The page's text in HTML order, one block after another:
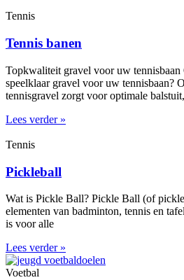
Tennis
Tennis banen
Topkwaliteit gravel voor uw tennisbaan
speelklaar gravel voor uw tennisbaan?
tennisgravel zorgt voor optimale
Lees verder »
Tennis
Pickleball
Wat is Pickle Ball? Pickle Ball (of
elementen van badminton, tennis en
is voor alle
Lees verder »
Voetbal